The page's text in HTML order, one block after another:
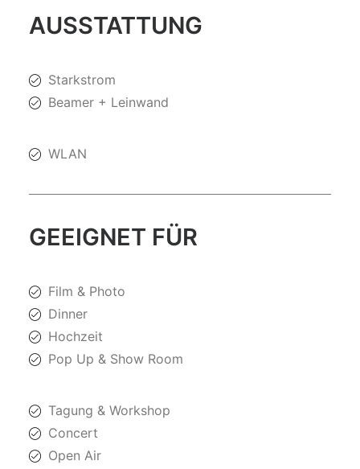
AUSSTATTUNG
Starkstrom
Beamer + Leinwand
WLAN
GEEIGNET FÜR
Film & Photo
Dinner
Hochzeit
Pop Up & Show Room
Tagung & Workshop
Concert
Open Air